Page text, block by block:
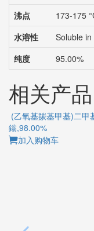
沸点
173-175
水溶性
Soluble
纯度
95.00%
相关产品
(乙氧基羰基甲基)二甲
鎓,98.00%
加入购物车